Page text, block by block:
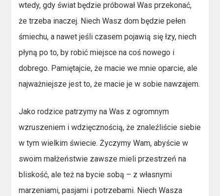
wtedy, gdy świat będzie próbował Was przekonać,
że trzeba inaczej. Niech Wasz dom będzie pełen
śmiechu, a nawet jeśli czasem pojawią się łzy, niech
płyną po to, by robić miejsce na coś nowego i
dobrego. Pamiętajcie, że macie we mnie oparcie, ale
najważniejsze jest to, że macie je w sobie nawzajem.
Jako rodzice patrzymy na Was z ogromnym
wzruszeniem i wdzięcznością, że znaleźliście siebie
w tym wielkim świecie. Życzymy Wam, abyście w
swoim małżeństwie zawsze mieli przestrzeń na
bliskość, ale też na bycie sobą – z własnymi
marzeniami, pasjami i potrzebami. Niech Wasza